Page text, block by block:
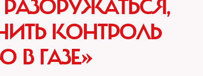
РАЗОРУЖАТЬСЯ,
КОНТРОЛЬ
В ГАЗЕ»